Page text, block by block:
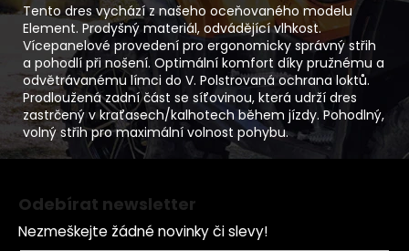
Tento dres vychází z našeho oceňovaného modelu
Element. Prodyšný materiál, odvádějící vlhkost.
Vícepanelové provedení pro ergonomicky správný střih
a pohodlí při nošení. Optimální komfort díky pružnému a
odvětrávanému límci do V. Polstrovaná ochrana loktů.
Prodloužená zadní část se síťovinou, která udrží dres
zastrčený v kraťasech/kalhotech během jízdy. Pohodlný,
volný střih pro maximální volnost pohybu.
Odebírat newsletter
Nezmeškejte žádné novinky či slevy!